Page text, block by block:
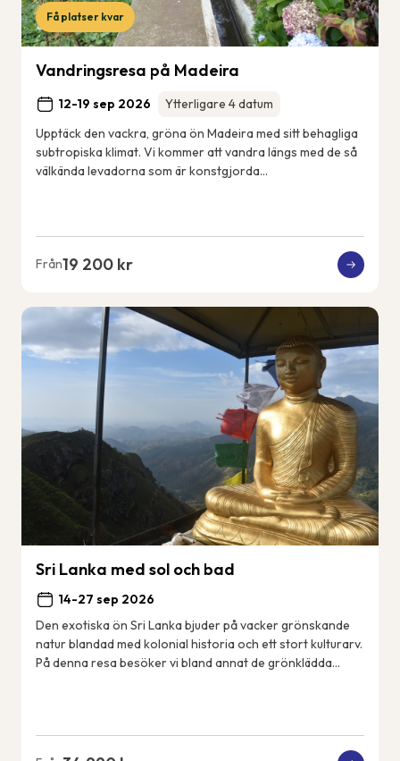
Få platser kvar
Vandringsresa på Madeira
12-19 sep 2026
Ytterligare 4 datum
Upptäck den vackra, gröna ön Madeira med sitt behagliga
subtropiska klimat. Vi kommer att vandra längs med de så
välkända levadorna som är konstgjorda
Från19 200 kr
Sri Lanka med sol och bad
14-27 sep 2026
Den exotiska ön Sri Lanka bjuder på vacker grönskande
natur blandad med kolonial historia och ett stort kulturarv.
På denna resa besöker vi bland annat de grönklädda